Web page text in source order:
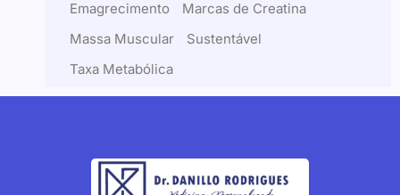
Emagrecimento
Marcas de Creatina
Massa Muscular
Sustentável
Taxa Metabólica